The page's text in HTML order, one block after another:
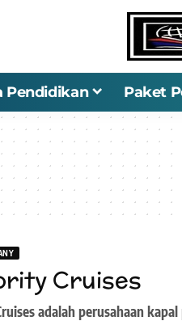
Pendidikan Paket
Cruises
adalah perusahaan